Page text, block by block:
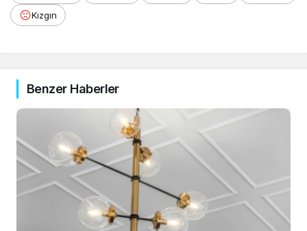
Kızgın
Benzer Haberler